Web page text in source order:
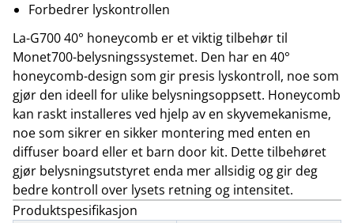
Forbedrer lyskontrollen
La-G700 40° honeycomb er et viktig tilbehør til
Monet700-belysningssystemet. Den har en 40°
honeycomb-design som gir presis lyskontroll, noe som
gjør den ideell for ulike belysningsoppsett. Honeycomb
kan raskt installeres ved hjelp av en skyvemekanisme,
noe som sikrer en sikker montering med enten en
diffuser board eller et barn door kit. Dette tilbehøret
gjør belysningsutstyret enda mer allsidig og gir deg
bedre kontroll over lysets retning og intensitet.
Produktspesifikasjon